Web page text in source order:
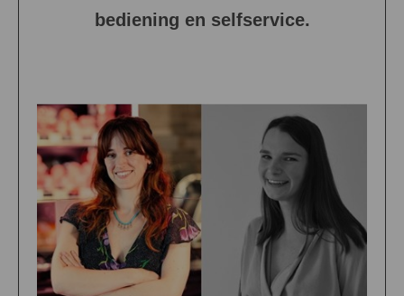
bediening en selfservice.